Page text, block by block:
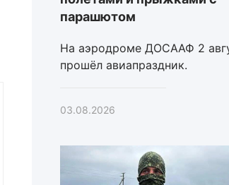
парашютом
На аэродроме ДОСААФ 2
прошёл авиапраздник.
03.08.2026